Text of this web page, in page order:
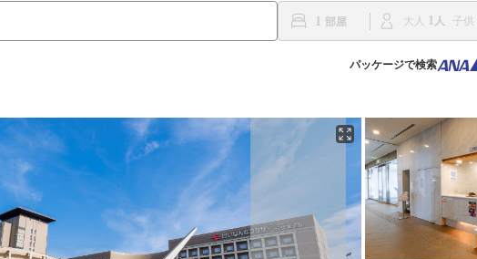
1 大人 1 子供
パッケージで検索